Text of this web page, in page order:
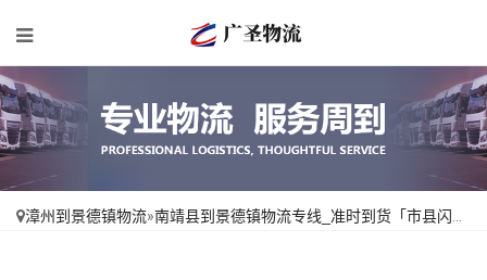
漳州到景德镇物流»南靖县到景德镇物流专线_准时到货「市县闪送」